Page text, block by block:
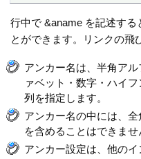
行中で &aname を記述する
とができます。リンクの飛
アンカー名は、半角ア
ァベット・数字・ハイ
列を指定します。
アンカー名の中には、
を含めることはできませ
アンカー設定は、他の